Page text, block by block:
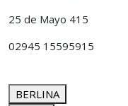
25 de Mayo 415
02945 15595915
BERLINA